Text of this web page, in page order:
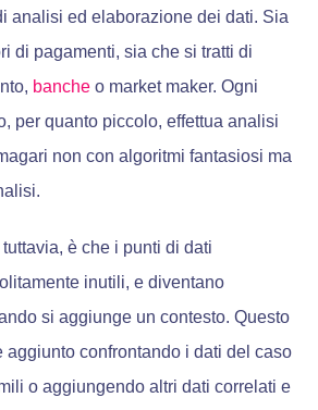
analisi ed elaborazione dei dati. Sia
di pagamenti, sia che si tratti di
banche o market maker. Ogni
per quanto piccolo, effettua analisi
non con algoritmi fantasiosi ma
tuttavia, è che i punti di dati
inutili, e diventano
si aggiunge un contesto. Questo
aggiunto confrontando i dati del caso
o aggiungendo altri dati correlati e